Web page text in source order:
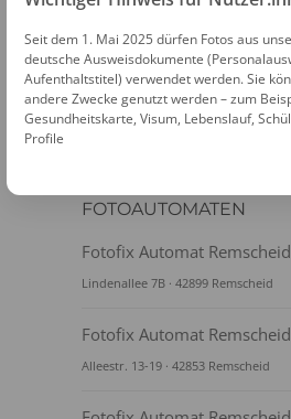
FOTOAUTOMATEN
Fotofix Automat
Lindenallee 7B · 42899 Remscheid
Fotofix Automat
Alleestr. 13-19 · 42853 Remscheid
Seit dem 1. Mai 2025 dürfen Fotos aus
deutsche Ausweisdokumente
Aufenthaltstitel) verwendet werden. Sie
andere Zwecke genutzt werden – zum
Gesundheitskarte, Visum, Lebenslauf,
Profile